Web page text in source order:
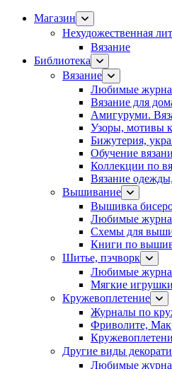
Магазин
Нехудожественная
Вязание
Библиотека
Вязание
Любимые
Вязание для
Амигуруми.
Узоры, мотивы
Бижутерия,
Обучение
Коллекции по
Вязание
Вышивание
Вышивка
Любимые
Схемы для
Книги по
Шитье, пэчворк
Любимые
Мягкие
Кружевоплетение
Журналы по
Фриволите,
Другие виды
Любимые